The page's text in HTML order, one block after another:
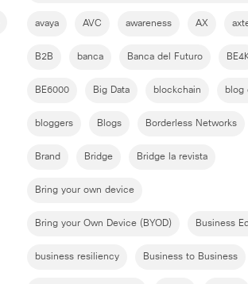
avaya AVC awareness AX
B2B banca Banca del Futuro
BE6000 Big Data blockchain blog
bloggers Blogs Borderless Networks
Brand Bridge Bridge la revista
Bring your own device
Bring your Own Device (BYOD) Business
business resiliency Business to Business